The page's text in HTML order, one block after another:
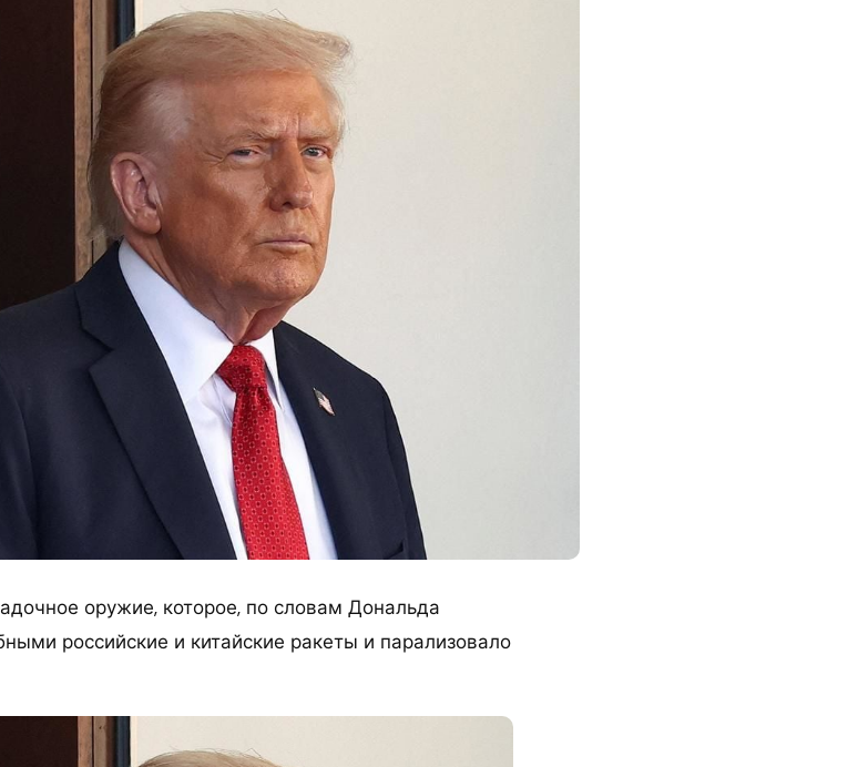
оружие, которое, по словам Дональда
российские и китайские ракеты и парализовало